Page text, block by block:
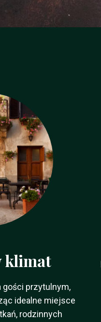
klimat
gości przytulnym,
idealne miejsce
rodzinnych